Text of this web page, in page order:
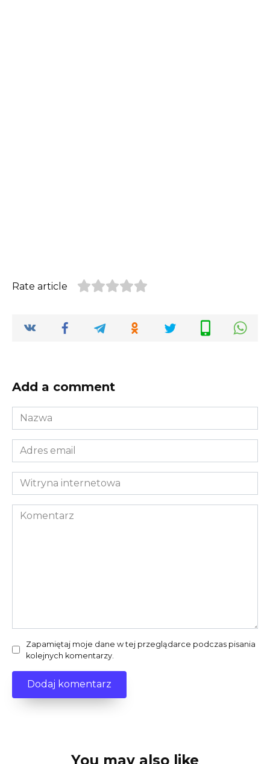
Rate article
Add a comment
Nazwa
*
Adres
email
*Witryna
internetowa
Komentarz
Zapamiętaj moje dane w tej przeglądarce podczas pisania
kolejnych komentarzy.
You may also like